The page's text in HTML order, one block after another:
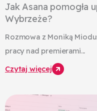
Jak Asana pomogła
Wybrzeże?
Rozmowa z Moniką
pracy nad premierami...
Czytaj więcej